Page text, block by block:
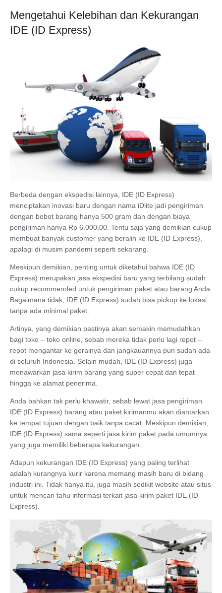
Mengetahui Kelebihan dan Kekurangan
IDE (ID Express)
Berbeda dengan ekspedisi lainnya, IDE (ID Express)
menciptakan inovasi baru dengan nama iDlite jadi pengiriman
dengan bobot barang hanya 500 gram dan dengan biaya
pengiriman hanya Rp 6.000,00. Tentu saja yang demikian cukup
membuat banyak customer yang beralih ke IDE (ID Express),
apalagi di musim pandemi seperti sekarang.
Meskipun demikian, penting untuk diketahui bahwa IDE (ID
Express) merupakan jasa ekspedisi baru yang terbilang sudah
cukup recommended untuk pengiriman paket atau barang Anda.
Bagaimana tidak, IDE (ID Express) sudah bisa pickup ke lokasi
tanpa ada minimal paket.
Artinya, yang demikian pastinya akan semakin memudahkan
bagi toko – toko online, sebab mereka tidak perlu lagi repot –
repot mengantar ke gerainya dan jangkauannya pun sudah ada
di seluruh Indonesia. Selain mudah, IDE (ID Express) juga
menawarkan jasa kirim barang yang super cepat dan tepat
hingga ke alamat penerima.
Anda bahkan tak perlu khawatir, sebab lewat jasa pengiriman
IDE (ID Express) barang atau paket kirimanmu akan diantarkan
ke tempat tujuan dengan baik tanpa cacat. Meskipun demikian,
IDE (ID Express) sama seperti jasa kirim paket pada umumnya
yang juga memiliki beberapa kekurangan.
Adapun kekurangan IDE (ID Express) yang paling terlihat
adalah kurangnya kurir karena memang masih baru di bidang
industri ini. Tidak hanya itu, juga masih sedikit website atau situs
untuk mencari tahu informasi terkait jasa kirim paket IDE (ID
Express).